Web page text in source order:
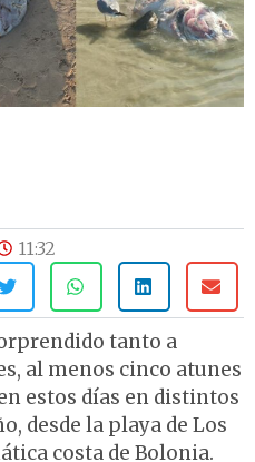
11:32
tanto a
al menos cinco atunes
estos días en distintos
desde la playa de Los
costa de Bolonia.